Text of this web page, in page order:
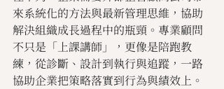
來系統化的方法與最新管理思維，協助
解決組織成長過程中的瓶頸。專業顧問
不只是「上課講師」，更像是陪跑教
練，從診斷、設計到執行與追蹤，一路
協助企業把策略落實到行為與績效上。